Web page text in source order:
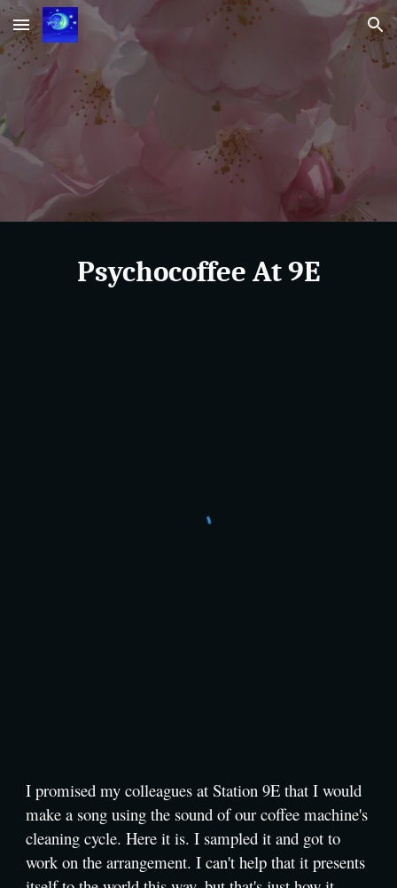
Skip to main content Skip to navigation
Psychocoffee At 9E
I promised my colleagues at Station 9E that I would
make a song using the sound of our coffee machine's
cleaning cycle. Here it is. I sampled it and got to
work on the arrangement. I can't help that it presents